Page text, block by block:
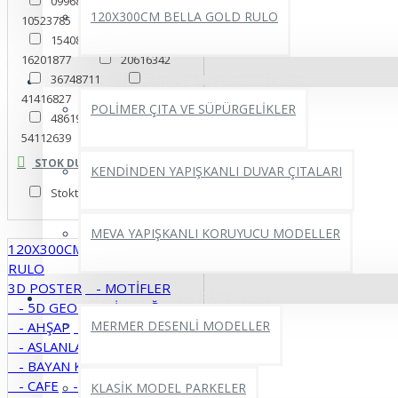
120X300CM BELLA GOLD RULO
DUVAR ÇITALARI VE SÜPÜRGELİKLER
POLİMER ÇITA VE SÜPÜRGELİKLER
KENDİNDEN YAPIŞKANLI DUVAR ÇITALARI
MEVA YAPIŞKANLI KORUYUCU MODELLER
YAPIŞKANLI PVC YER PARKELERİ
MERMER DESENLİ MODELLER
KLASİK MODEL PARKELER
10523785
13476153
15408399
16201877
20616342
36748711
41416827
48619769
54112639
83992492
96368721
Harita
Harita ofıs
ofis
STOK DURUMU
Stokta Var
120X300CM BELLA GOLD
RULO
3D POSTER
- MOTİFLER
- 5D GEOMETRİ - AĞAÇLAR
- AHŞAP
- ARAÇLAR
- ASLANLAR
- BAYAN KUAFÖRÜ
- CAFE - ÇİÇEKLER